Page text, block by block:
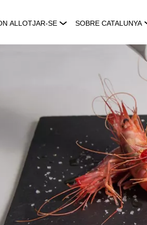
ALLOTJAR-SE SOBRE CATALUNYA